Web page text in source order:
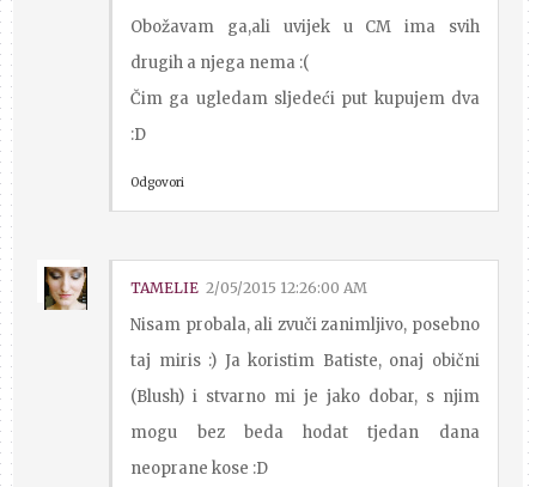
Obožavam ga,ali uvijek u CM ima svih
drugih a njega nema :(
Čim ga ugledam sljedeći put kupujem dva
:D
Odgovori
TAMELIE 2/05/2015 12:26:00 AM
Nisam probala, ali zvuči zanimljivo, posebno
taj miris :) Ja koristim Batiste, onaj obični
(Blush) i stvarno mi je jako dobar, s njim
mogu bez beda hodat tjedan dana
neoprane kose :D